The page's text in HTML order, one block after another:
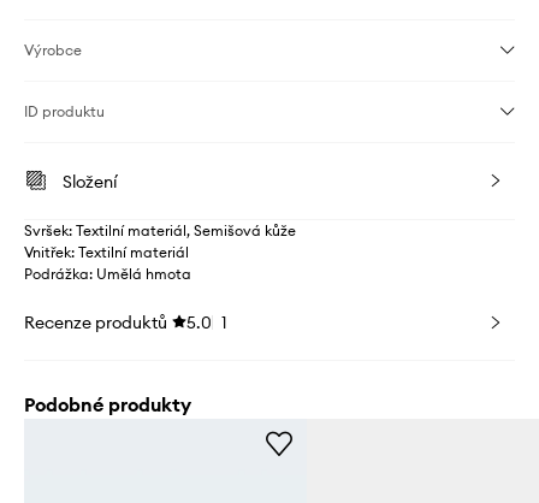
Výrobce
ID produktu
Složení
Svršek: Textilní materiál, Semišová kůže
Vnitřek: Textilní materiál
Podrážka: Umělá hmota
Recenze produktů 5.0 1
Podobné produkty